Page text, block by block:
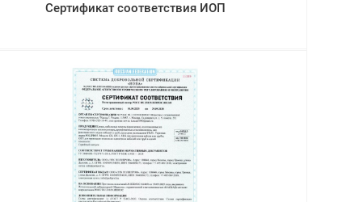
Сертификат соответствия ИОП